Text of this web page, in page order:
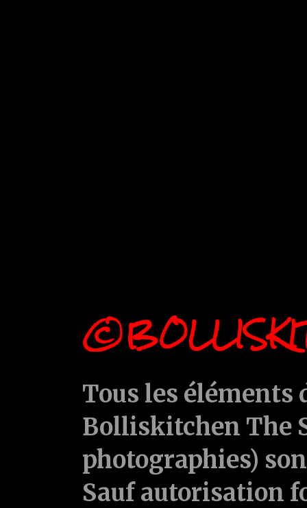
Tous les
Bolliskitchen The
photographies)
Sauf autorisation